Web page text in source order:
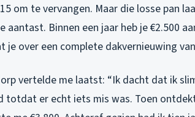
om te vervangen. Maar die losse pan
aantast. Binnen een jaar heb je €2.500
je over een complete dakvernieuwing
vertelde me laatst: “Ik dacht dat ik
totdat er echt iets mis was. Toen